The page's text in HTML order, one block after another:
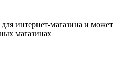
интернет-магазина и может
магазинах